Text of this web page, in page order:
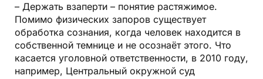
– Держать взаперти – понятие растяжимое.
Помимо физических запоров существует
обработка сознания, когда человек находится в
собственной темнице и не осознаёт этого. Что
касается уголовной ответственности, в 2010 году,
например, Центральный окружной суд